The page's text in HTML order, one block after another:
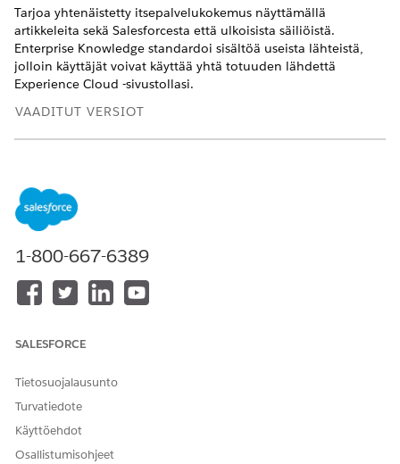
Tarjoa yhtenäistetty itsepalvelukokemus näyttämällä
artikkeleita sekä Salesforcesta että ulkoisista säiliöistä.
Enterprise Knowledge standardoi sisältöä useista lähteistä,
jolloin käyttäjät voivat käyttää yhtä totuuden lähdettä
Experience Cloud -sivustollasi.
VAADITUT VERSIOT
Salesforce-asiakkuuspäällikköösi ostaaksesi tuotteen.
Käytettävissä: Aura Experience Cloud -sivustot, jotka
käyttävät Build Your Own Mallia
Käytettävissä: LWR Experience Cloud -sivustot, jotka
käyttävät Build Your Own Mallia
Cloud -sivustosi harmonisoi dataa Data Cloudissa, se voi
Sisäiset säiliöt: Salesforce Knowledge (Knowledge).
Ulkoiset säiliöt: SharePoint, Confluence, Google Drive ja
muut kolmansien osapuolten järjestelmät.
1-800-667-6389
SALESFORCE
Tietosuojalausunto
Turvatiedote
Käyttöehdot
Osallistumisohjeet